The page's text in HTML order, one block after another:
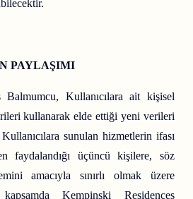
PAYLAŞIMI
Balmumcu, Kullanıcılara ait kişisel
kullanarak elde ettiği yeni verileri
sunulan hizmetlerin ifası
faydalandığı üçüncü kişilere, söz
amacıyla sınırlı olmak üzere
Kempinski Residences